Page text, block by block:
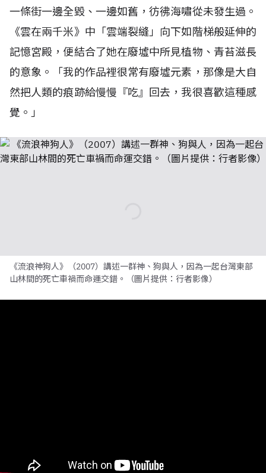
一條街一邊全毀、一邊如舊，彷彿海嘯從未發生過。
《雲在兩千米》中「雲端裂縫」向下如階梯般延伸的
記憶宮殿，便結合了她在廢墟中所見植物、青苔滋長
的意象。「我的作品裡很常有廢墟元素，那像是大自
然把人類的痕跡給慢慢『吃』回去，我很喜歡這種感
覺。」
《流浪神狗人》（2007）講述一群神、狗與人，因為一起台灣東部
山林間的死亡車禍而命運交錯。（圖片提供：行者影像）